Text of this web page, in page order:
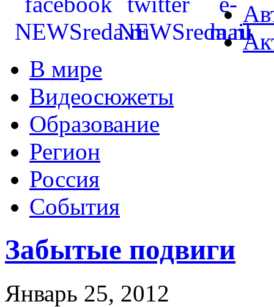
В мире
Видеосюжеты
Образование
Регион
Россия
События
Забытые подвиги
Январь 25, 2012